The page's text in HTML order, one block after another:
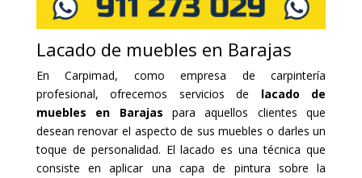
Lacado de muebles en Barajas
En Carpimad, como empresa de carpintería
profesional, ofrecemos servicios de lacado de
muebles en Barajas para aquellos clientes que
desean renovar el aspecto de sus muebles o darles un
toque de personalidad. El lacado es una técnica que
consiste en aplicar una capa de pintura sobre la